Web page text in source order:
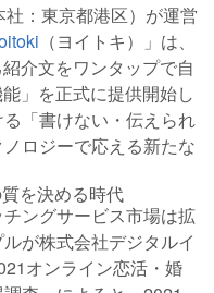
：東京都港区）が運営
（ヨイトキ）」は、
介文をワンタップで自
」を正式に提供開始し
「書けない・伝えられ
ロジーで応える新たな
を決める時代
チングサービス市場は拡
が株式会社デジタルイ
オンライン恋活・婚